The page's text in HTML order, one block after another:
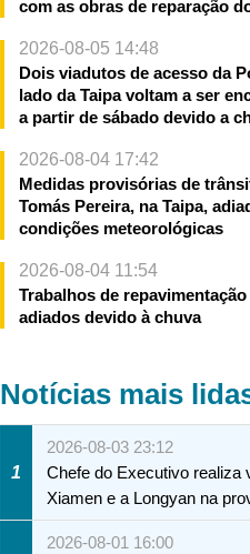
com as obras de reparação
2026-08-05 14:48
Dois viadutos de acesso da
lado da Taipa voltam a ser
a partir de sábado devido a
2026-08-04 17:42
Medidas provisórias de
Tomás Pereira, na Taipa,
condições meteorológicas
2026-08-04 11:54
Trabalhos de
adiados devido à chuva
Notícias mais
1
2026-08-03 23:12
Chefe do Executivo realiza
Xiamen e a Longyan na
2026-08-01 16:00